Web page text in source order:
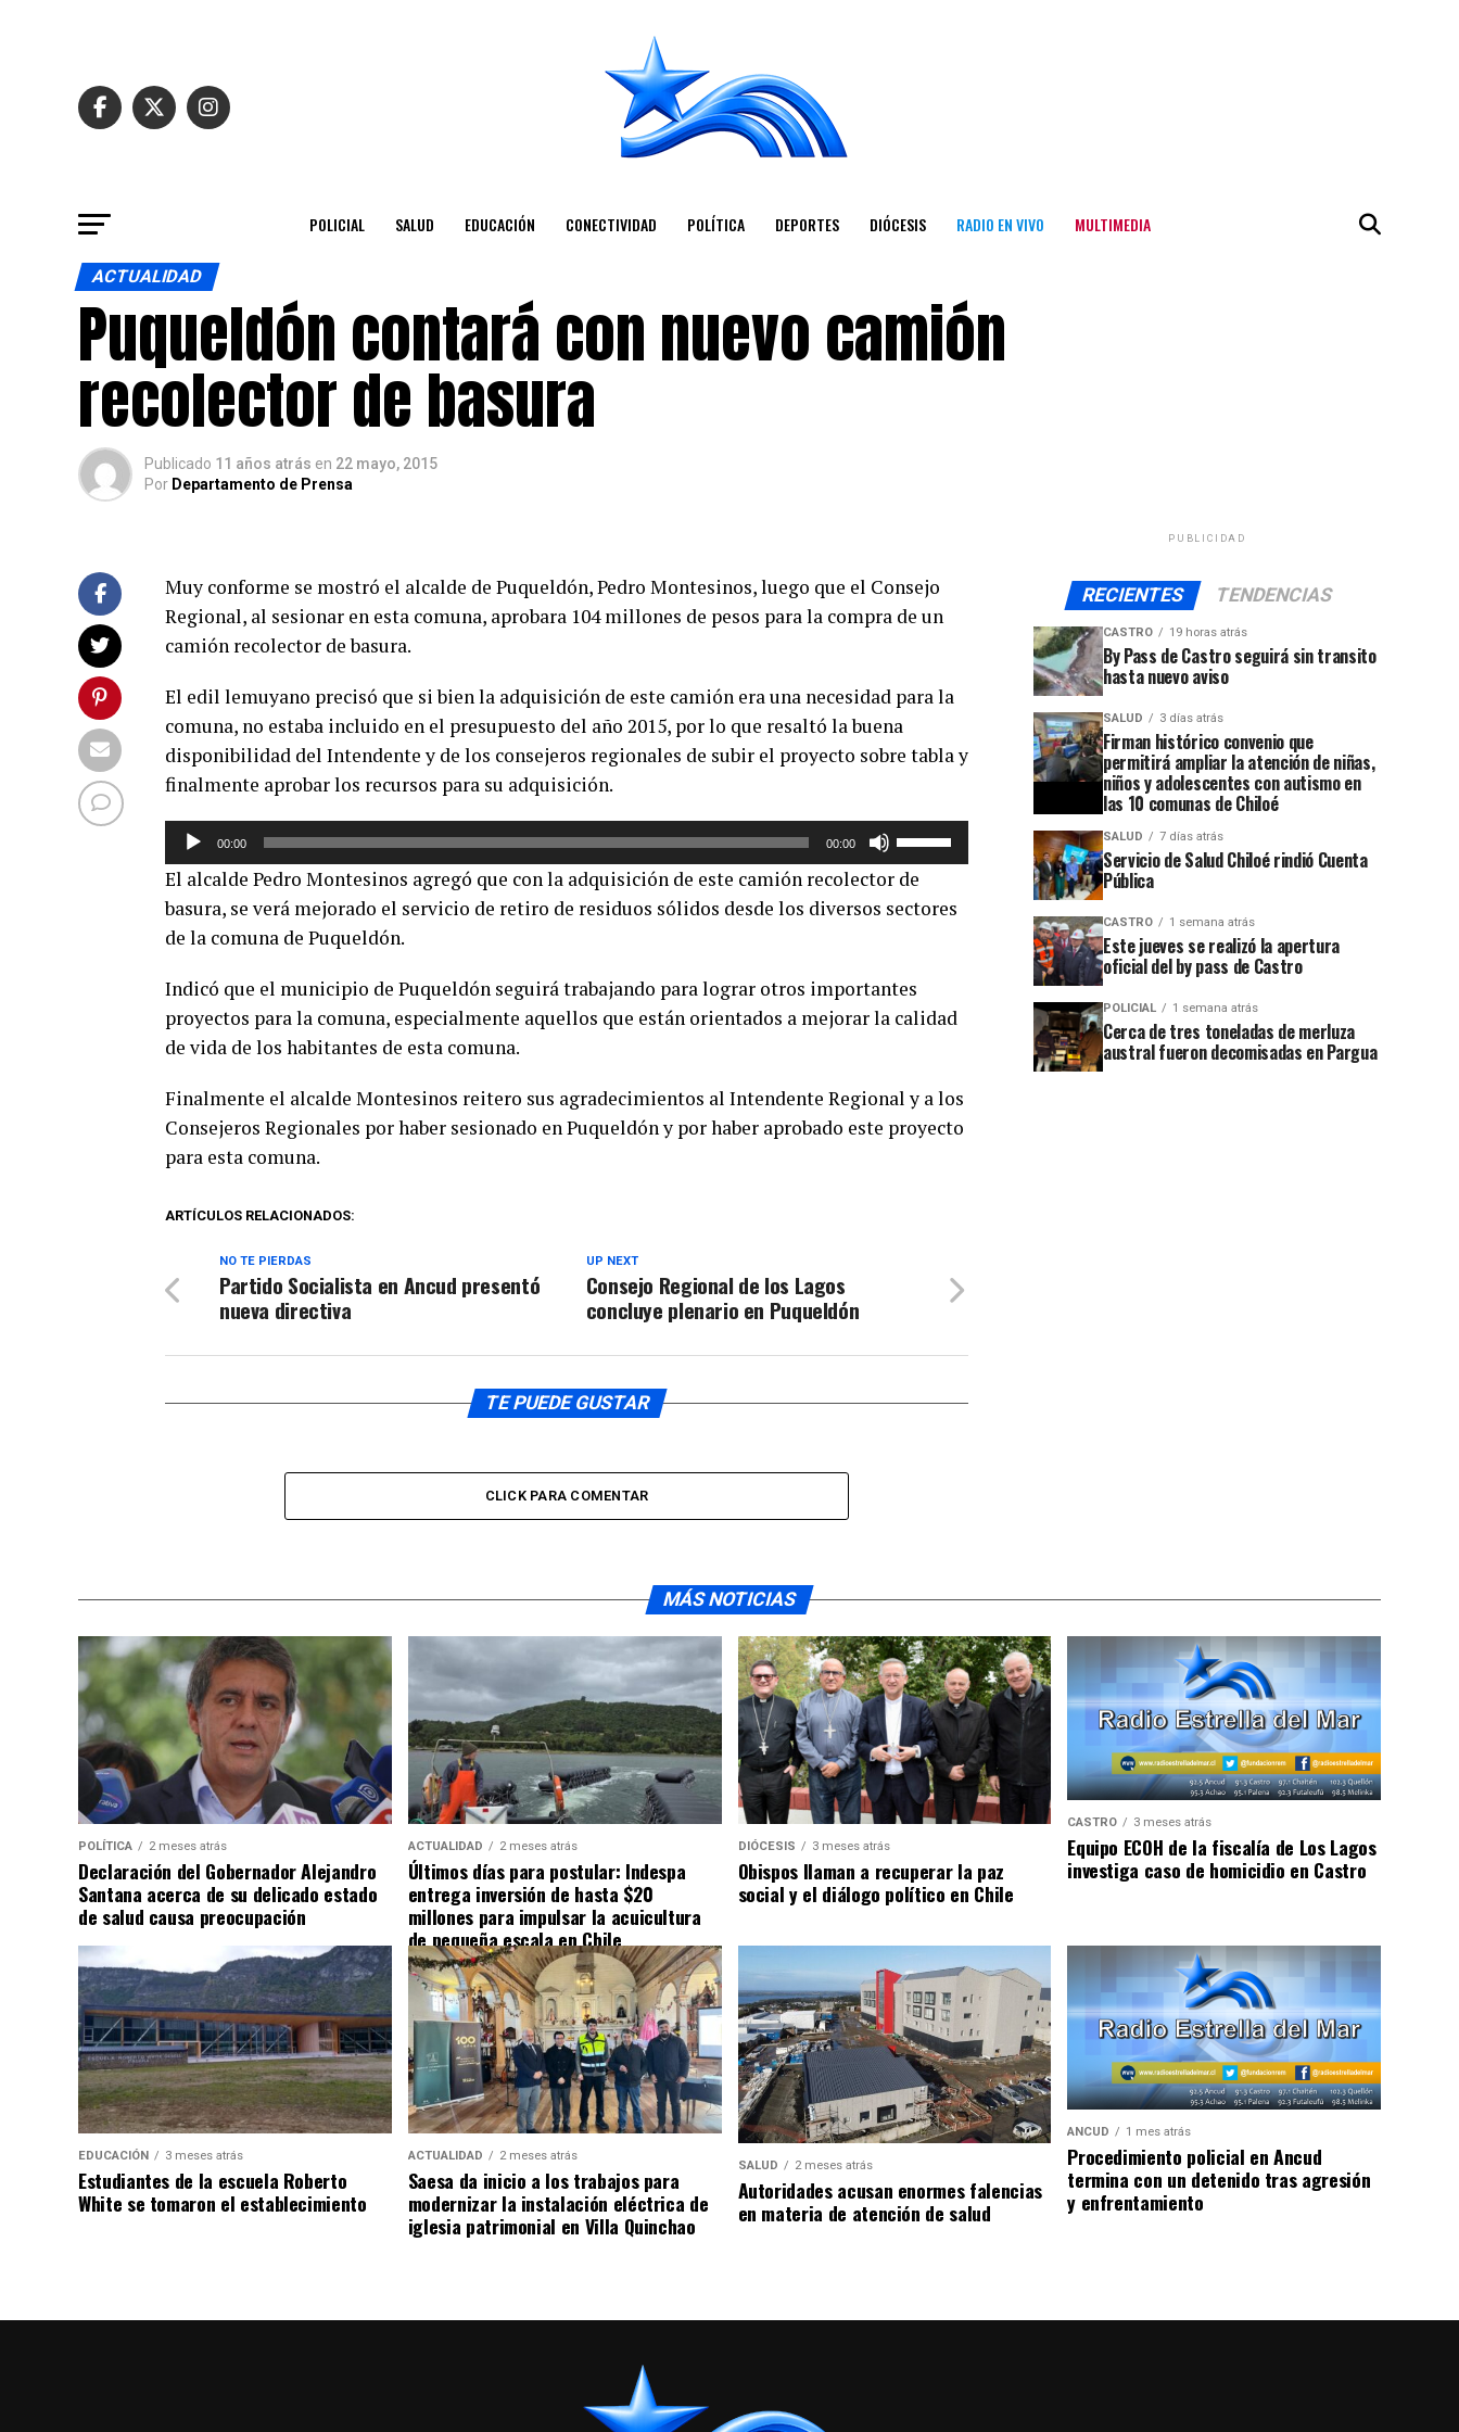
POLICIAL SALUD EDUCACIÓN CONECTIVIDAD POLÍTICA DEPORTES DIÓCESIS RADIO EN VIVO MULTIMEDIA
ACTUALIDAD
Puqueldón contará con nuevo camión
recolector de basura
Publicado 11 años atrás en 22 mayo, 2015
Por Departamento de Prensa
Muy conforme se mostró el alcalde de Puqueldón, Pedro Montesinos, luego que el Consejo
Regional, al sesionar en esta comuna, aprobara 104 millones de pesos para la compra de un
camión recolector de basura.
El edil lemuyano precisó que si bien la adquisición de este camión era una necesidad para la
comuna, no estaba incluido en el presupuesto del año 2015, por lo que resaltó la buena
disponibilidad del Intendente y de los consejeros regionales de subir el proyecto sobre tabla y
finalmente aprobar los recursos para su adquisición.
Reproductor
audio
00:00 00:00
teclas
de
para
aumentar
el
volumen.
El alcalde Pedro Montesinos agregó que con la adquisición de este camión recolector de
basura, se verá mejorado el servicio de retiro de residuos sólidos desde los diversos sectores
de la comuna de Puqueldón.
Indicó que el municipio de Puqueldón seguirá trabajando para lograr otros importantes
proyectos para la comuna, especialmente aquellos que están orientados a mejorar la calidad
de vida de los habitantes de esta comuna.
Finalmente el alcalde Montesinos reitero sus agradecimientos al Intendente Regional y a los
Consejeros Regionales por haber sesionado en Puqueldón y por haber aprobado este proyecto
para esta comuna.
ARTÍCULOS RELACIONADOS:
UP NEXT
Consejo Regional de los Lagos
concluye plenario en Puqueldón
NO TE PIERDAS
Partido Socialista en Ancud presentó
nueva directiva
TE PUEDE GUSTAR
CLICK PARA COMENTAR
PUBLICIDAD
RECIENTES TENDENCIAS
CASTRO 19 horas atrás
By Pass de Castro seguirá sin transito
hasta nuevo aviso
SALUD 3 días atrás
Firman histórico convenio que
permitirá ampliar la atención de niñas,
niños y adolescentes con autismo en
las 10 comunas de Chiloé
SALUD 7 días atrás
Servicio de Salud Chiloé rindió Cuenta
Pública
CASTRO 1 semana atrás
Este jueves se realizó la apertura
oficial del by pass de Castro
POLICIAL 1 semana atrás
Cerca de tres toneladas de merluza
austral fueron decomisadas en Pargua
MÁS NOTICIAS
POLÍTICA 2 meses atrás
Declaración del Gobernador Alejandro
Santana acerca de su delicado estado
de salud causa preocupación
ACTUALIDAD 2 meses atrás
Últimos días para postular: Indespa
entrega inversión de hasta $20
millones para impulsar la acuicultura
de pequeña escala en Chile
DIÓCESIS 3 meses atrás
Obispos llaman a recuperar la paz
social y el diálogo político en Chile
CASTRO 3 meses atrás
Equipo ECOH de la fiscalía de Los Lagos
investiga caso de homicidio en Castro
EDUCACIÓN 3 meses atrás
Estudiantes de la escuela Roberto
White se tomaron el establecimiento
ACTUALIDAD 2 meses atrás
Saesa da inicio a los trabajos para
modernizar la instalación eléctrica de
iglesia patrimonial en Villa Quinchao
SALUD 2 meses atrás
Autoridades acusan enormes falencias
en materia de atención de salud
ANCUD 1 mes atrás
Procedimiento policial en Ancud
termina con un detenido tras agresión
y enfrentamiento